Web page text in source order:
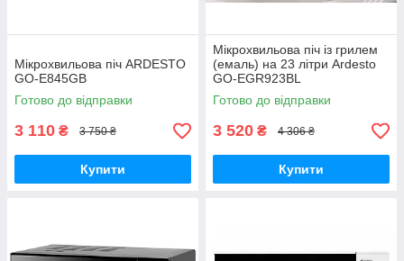
Мікрохвильова піч ARDESTO
GO-E845GB
Готово до відправки
3 110 ₴ 3 750 ₴
Купити
Мікрохвильова піч із грилем
(емаль) на 23 літри Ardesto
GO-EGR923BL
Готово до відправки
3 520 ₴ 4 306 ₴
Купити